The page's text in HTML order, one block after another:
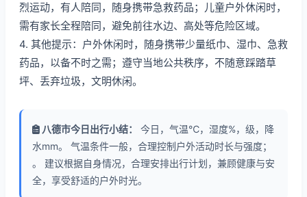
烈运动，有人陪同，随身携带急救药品；儿童户外休闲时，
需有家长全程陪同，避免前往水边、高处等危险区域。
4. 其他提示：户外休闲时，随身携带少量纸巾、湿巾、急救
药品，以备不时之需；遵守当地公共秩序，不随意踩踏草
坪、丢弃垃圾，文明休闲。
八德市今日出行小结：
今日，气温℃，湿度%，级，降
水mm。 气温条件一般，合理控制户外活动时长与强度；
。 建议根据自身情况，合理安排出行计划，兼顾健康与安
全，享受舒适的户外时光。